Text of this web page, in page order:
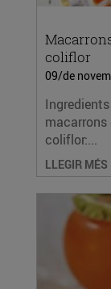
coliflor
09/de
macarrons
coliflor:...
LLEGIR MÉS